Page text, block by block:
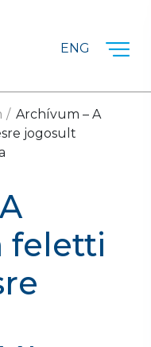
ENG
Archívum – A
jogosult
feletti